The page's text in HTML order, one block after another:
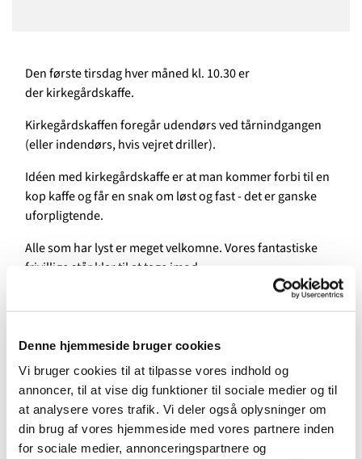
Denne hjemmeside bruger cookies
Vi bruger cookies til at tilpasse vores indhold og
annoncer, til at vise dig funktioner til sociale medier og til
at analysere vores trafik. Vi deler også oplysninger om
din brug af vores hjemmeside med vores partnere inden
for sociale medier, annonceringspartnere og
Den første tirsdag hver måned kl. 10.30 er
der kirkegårdskaffe.
Kirkegårdskaffen foregår udendørs ved tårnindgangen
(eller indendørs, hvis vejret driller).
Idéen med kirkegårdskaffe er at man kommer forbi til en
kop kaffe og får en snak om løst og fast - det er ganske
uforpligtende.
Alle som har lyst er meget velkomne. Vores fantastiske
frivillige står klar til at tage imod.